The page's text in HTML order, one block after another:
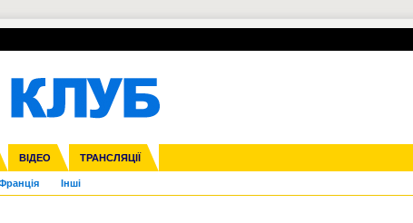
ВІДЕО ТРАНСЛЯЦІЇ
ліга Кубок України Молодіжка
Ліга націй Ліга конференцій
Інші
ЧЄ-2015 (U-21)
УПЛ-ПЕРЕХОДИ